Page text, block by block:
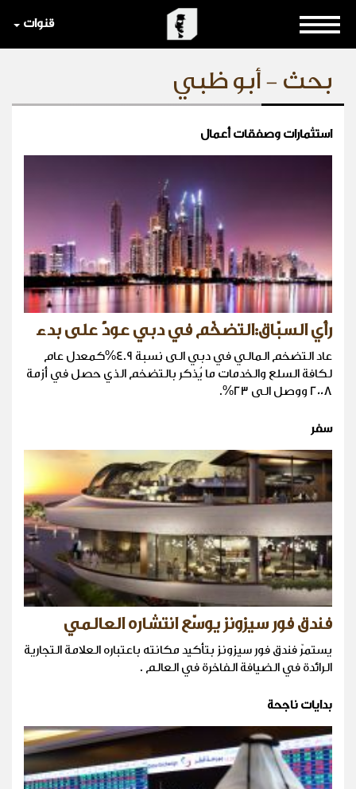
قنوات
بحث - أبو ظبي
استثمارات وصفقات أعمال
رأي السبّاق:التضخّم في دبي عودٌ على بدء
عاد التضخم المالي في دبي الى نسبة 4.9%كمعدل عام
لكافة السلع والخدمات ما يُذكر بالتضخم الذي حصل في أزمة
2008 ووصل الى 23%.
سفر
فندق فور سيزونز يوسّع انتشاره العالمي
يستمرّ فندق فور سيزونز بتأكيد مكانته باعتباره العلامة التجارية
الرائدة في الضيافة الفاخرة في العالم .
بدايات ناجحة